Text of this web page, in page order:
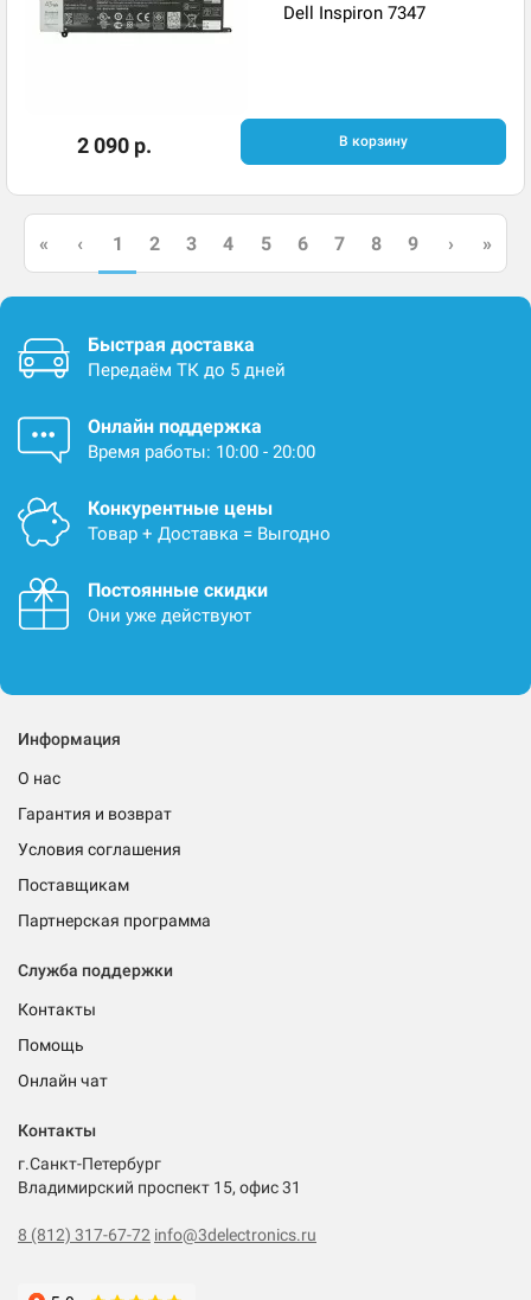
Dell Inspiron 7347
2 090 р. В корзину
« ‹ 1 2 3 4 5 6 7 8 9 › »
Быстрая доставка
Передаём ТК до 5 дней
Онлайн поддержка
Время работы: 10:00 - 20:00
Конкурентные цены
Товар + Доставка = Выгодно
Постоянные скидки
Они уже действуют
Информация
О нас
Гарантия и возврат
Условия соглашения
Поставщикам
Партнерская программа
Служба поддержки
Контакты
Помощь
Онлайн чат
Контакты
г.Санкт-Петербург
Владимирский проспект 15, офис 31
8 (812) 317-67-72 info@3delectronics.ru